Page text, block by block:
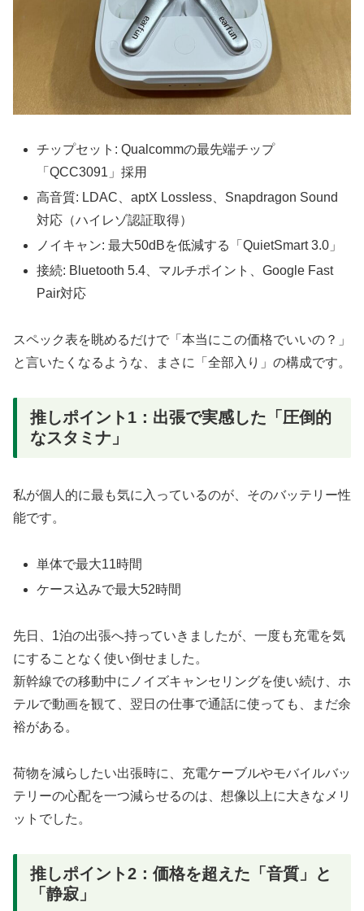
チップセット: Qualcommの最先端チップ
「QCC3091」採用
高音質: LDAC、aptX Lossless、Snapdragon Sound
対応（ハイレゾ認証取得）
ノイキャン: 最大50dBを低減する「QuietSmart 3.0」
接続: Bluetooth 5.4、マルチポイント、Google Fast
Pair対応
スペック表を眺めるだけで「本当にこの価格でいいの？」
と言いたくなるような、まさに「全部入り」の構成です。
推しポイント1：出張で実感した「圧倒的
なスタミナ」
私が個人的に最も気に入っているのが、そのバッテリー性
能です。
単体で最大11時間
ケース込みで最大52時間
先日、1泊の出張へ持っていきましたが、一度も充電を気
にすることなく使い倒せました。
新幹線での移動中にノイズキャンセリングを使い続け、ホ
テルで動画を観て、翌日の仕事で通話に使っても、まだ余
裕がある。
荷物を減らしたい出張時に、充電ケーブルやモバイルバッ
テリーの心配を一つ減らせるのは、想像以上に大きなメリ
ットでした。
推しポイント2：価格を超えた「音質」と
「静寂」